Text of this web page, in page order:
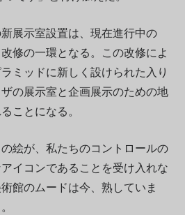
展示室設置は、現在進行中の
修の一環となる。この改修によ
ミッドに新しく設けられた入り
の展示室と企画展示のための地
ことになる。
絵が、私たちのコントロールの
イコンであることを受け入れな
館のムードは今、熟していま